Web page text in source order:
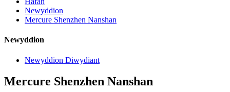
Newyddion
Mercure Shenzhen Nanshan
Newyddion
Newyddion Diwydiant
Mercure Shenzhen Nanshan